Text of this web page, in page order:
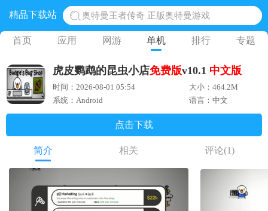
精品下载站
奥特曼王者传奇 正版奥特曼游戏
地铁跑酷体验服国际服 地铁跑酷体验服版本
网易光遇手游正版 点亮星空共庆周年
黎明觉醒生机腾讯正版 黎明觉醒生机国际服
蛋仔派对下载 蛋仔派对体验服
首页 应用 网游 单机 排行 专题
虎皮鹦鹉的昆虫小店免费版v10.1 中文版
时间：2026-08-01 05:54
大小：464.2M
系统：Android
语言：中文
点击下载
简介 相关 评论(1)